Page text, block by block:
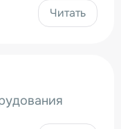
Читать